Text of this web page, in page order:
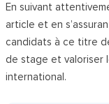
En suivant
article et en
candidats à ce titre
de stage et valoriser
international.